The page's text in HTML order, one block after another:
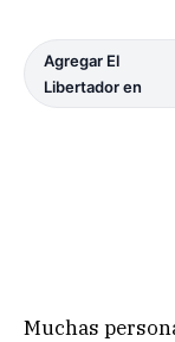
Agregar El
Libertador en
Muchas